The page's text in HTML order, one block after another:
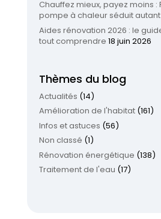
Chauffez mieux, payez moins :
pompe à chaleur séduit autant
Aides rénovation 2026 : le
tout comprendre 18 juin 2026
Thèmes du blog
Actualités (14)
Amélioration de l'habitat(161)
Infos et astuces (56)
Non classé (1)
Rénovation énergétique (138)
Traitement de l'eau (17)